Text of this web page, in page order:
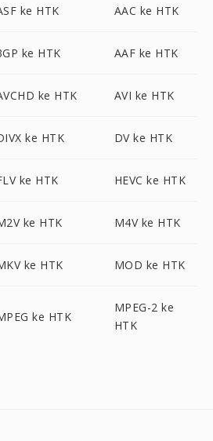
ke HTK AAC ke HTK
ke HTK AAF ke HTK
ke HTK AVI ke HTK
ke HTK DV ke HTK
ke HTK HEVC ke HTK
ke HTK M4V ke HTK
ke HTK MOD ke HTK
ke HTK
MPEG-2 ke
HTK